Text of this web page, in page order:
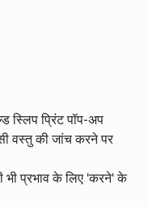
स्लिप प्रिंट पॉप-अप
वस्तु की जांच करने पर
भी प्रभाव के लिए 'करने' के